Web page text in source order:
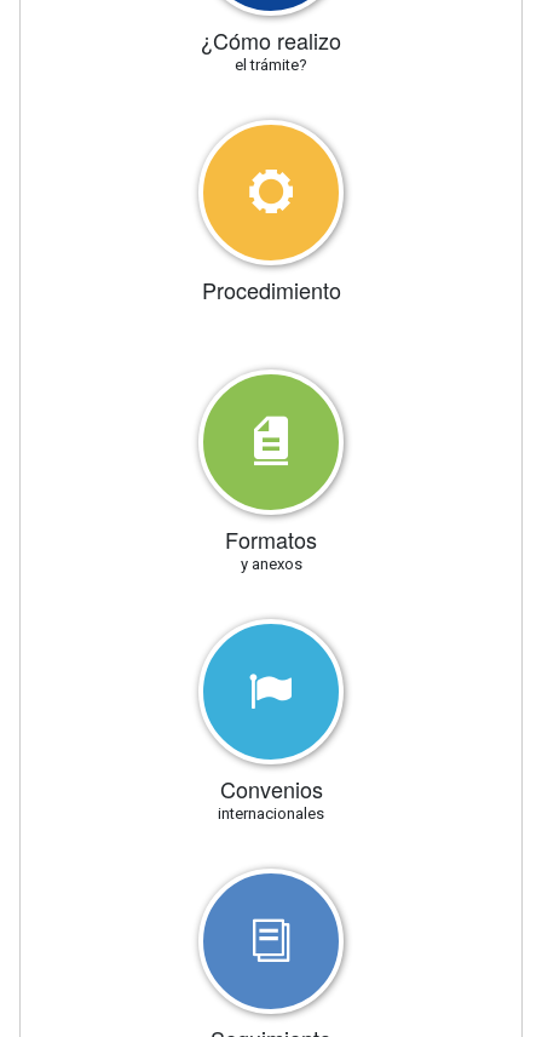
¿Cómo realizo
el trámite?
Procedimiento
Formatos
y anexos
Convenios
internacionales